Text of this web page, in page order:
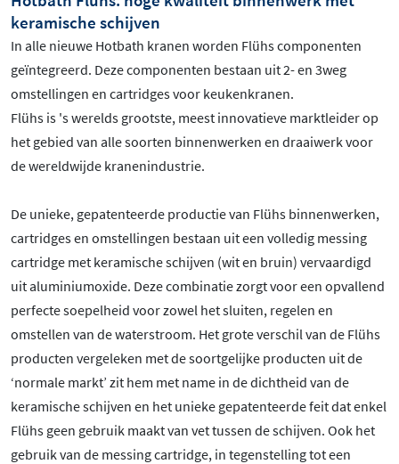
keramische schijven
In alle nieuwe Hotbath kranen worden Flühs componenten
geïntegreerd. Deze componenten bestaan uit 2- en 3weg
omstellingen en cartridges voor keukenkranen.
Flühs is 's werelds grootste, meest innovatieve marktleider op
het gebied van alle soorten binnenwerken en draaiwerk voor
de wereldwijde kranenindustrie.
De unieke, gepatenteerde productie van Flühs binnenwerken,
cartridges en omstellingen bestaan uit een volledig messing
cartridge met keramische schijven (wit en bruin) vervaardigd
uit aluminiumoxide. Deze combinatie zorgt voor een opvallend
perfecte soepelheid voor zowel het sluiten, regelen en
omstellen van de waterstroom. Het grote verschil van de Flühs
producten vergeleken met de soortgelijke producten uit de
‘normale markt’ zit hem met name in de dichtheid van de
keramische schijven en het unieke gepatenteerde feit dat enkel
Flühs geen gebruik maakt van vet tussen de schijven. Ook het
gebruik van de messing cartridge, in tegenstelling tot een